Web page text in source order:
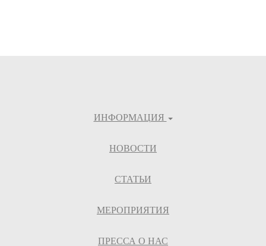
ИНФОРМАЦИЯ
НОВОСТИ
СТАТЬИ
МЕРОПРИЯТИЯ
ПРЕССА О НАС